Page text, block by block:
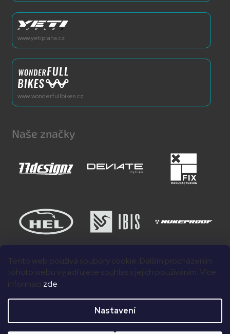
Tento web používá soubory cookie. Dalším procházením
tohoto webu vyjadřujete souhlas s jejich používáním. Více
informací zde
Nastavení
www.yetipraha.cz
www.wonderfullbikes.cz
Naše značky